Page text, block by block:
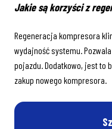
Jakie są korzyści z
Regeneracja kompresora
wydajność systemu.
pojazdu. Dodatkowo, jest to
zakup nowego kompresora.